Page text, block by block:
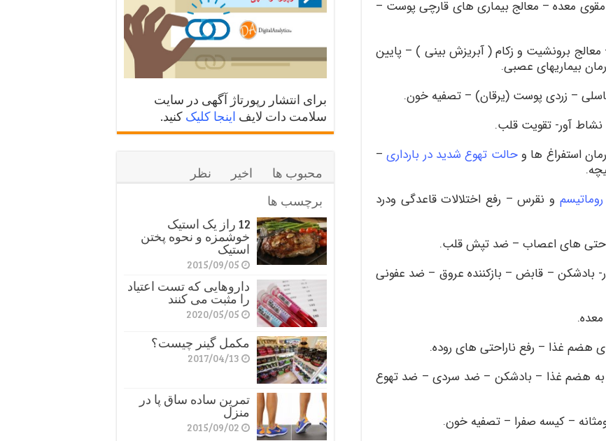
معده – معالج بیماری های قارچی پوست –
برونشیت و زکام ( آبریزش بینی ) – پایین
بیماریهای عصبی.
– زردی پوست (یرقان) – تصفیه خون.
آور- تقویت قلب.
استفراغ ها وحالت تهوع شدید در بارداری–
.
روماتیسم و نقرس – رفع اختلالات قاعدگی ودرد
های اعصاب – ضد تپش قلب.
بادشکن – قابض – بازکننده عروق – ضد عفونی
.
هضم غذا – رفع ناراحتی های روده.
به هضم غذا – بادشکن – ضد سردی – ضد تهوع
– کیسه صفرا – تصفیه خون.
برای انتشار رپورتاژ آگهی در سایت
سلامت دات لایف اینجا کلیک کنید.
محبوب ها اخیر
نظر
برچسب ها
12 راز یک استیک
خوشمزه و نحوه پختن
استیک
2015/09/05
داروهایی که تست اعتیاد
را مثبت می کنند
2020/05/05
مکمل گینر چیست؟
2017/04/13
تمرین ساده ساق پا در
منزل
2015/09/02